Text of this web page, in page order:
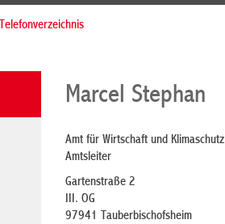
Telefonverzeichnis
Marcel Stephan
Amt für Wirtschaft und Klimaschutz
Amtsleiter
Gartenstraße 2
III. OG
97941 Tauberbischofsheim